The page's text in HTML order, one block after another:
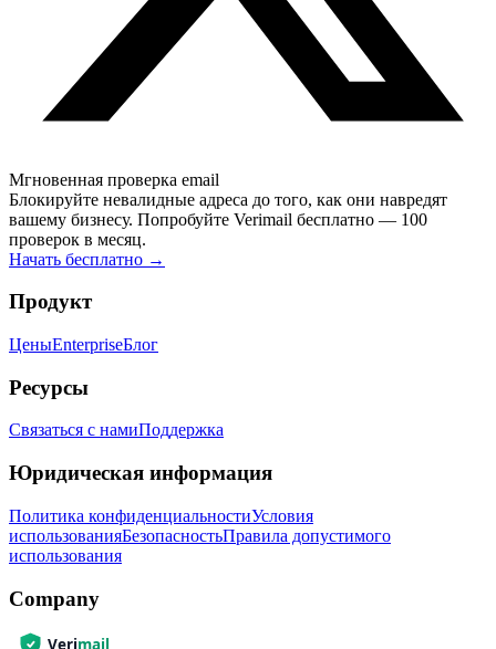
Мгновенная проверка email
Блокируйте невалидные адреса до того, как они навредят
вашему бизнесу. Попробуйте Verimail бесплатно — 100
проверок в месяц.
Начать бесплатно →
Продукт
ЦеныEnterpriseБлог
Ресурсы
Связаться с намиПоддержка
Юридическая информация
Политика конфиденциальностиУсловия
использованияБезопасностьПравила допустимого
использования
Company